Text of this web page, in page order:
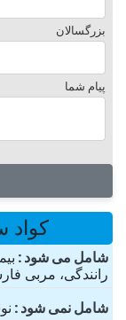
بزرگسالان
پیام شما
کواد
شامل می شود
رانندگی، مربی
شامل نمی شود